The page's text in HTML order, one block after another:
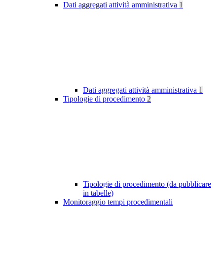
Dati aggregati attività amministrativa 1
Dati aggregati attività amministrativa 1
Tipologie di procedimento 2
Tipologie di procedimento (da pubblicare
in tabelle)
Monitoraggio tempi procedimentali